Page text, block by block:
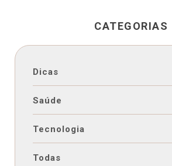
CATEGORIAS
Dicas
Saúde
Tecnologia
Todas